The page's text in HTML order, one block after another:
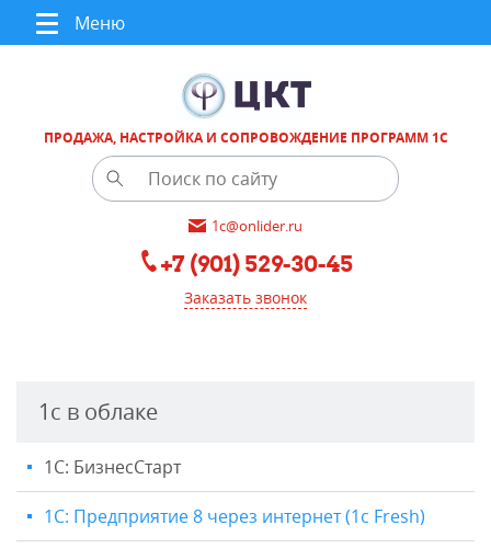
Меню
ПРОДАЖА, НАСТРОЙКА И СОПРОВОЖДЕНИЕ ПРОГРАММ 1С
1c@onlider.ru
+7 (901) 529-30-45
Заказать звонок
1с в облаке
1С: БизнесСтарт
1С: Предприятие 8 через интернет (1c Fresh)